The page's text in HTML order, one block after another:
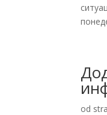
od